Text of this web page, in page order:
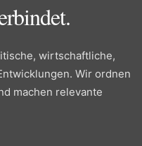
wirtschaftliche,
Wir ordnen
machen relevante